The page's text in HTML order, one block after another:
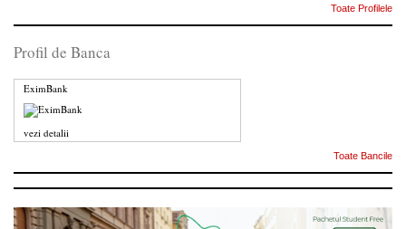
Toate Profilele
Profil de Banca
EximBank
vezi detalii
Toate Bancile